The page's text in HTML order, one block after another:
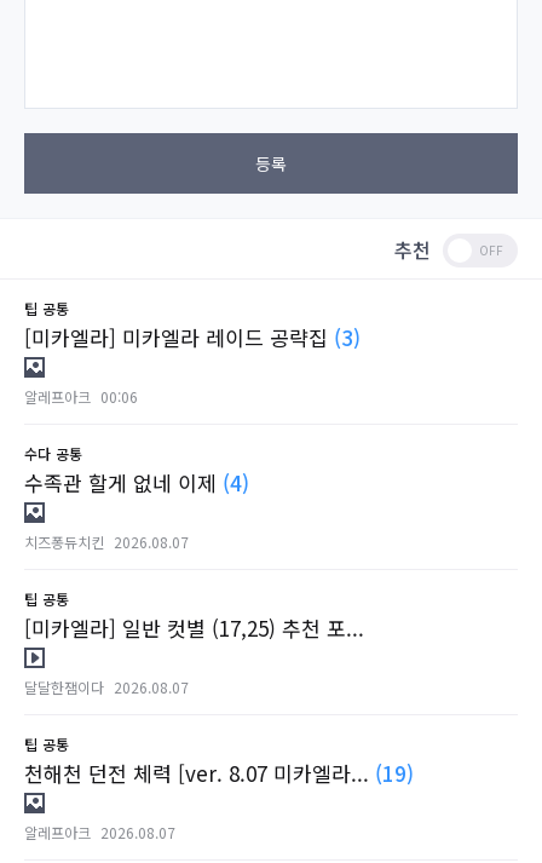
등록
추천
팁 공통
[미카엘라] 미카엘라 레이드 공략집 (3)
알레프아크 00:06
수다 공통
수족관 할게 없네 이제 (4)
치즈퐁듀치킨 2026.08.07
팁 공통
[미카엘라] 일반 컷별 (17,25) 추천 포...
달달한잼이다 2026.08.07
팁 공통
천해천 던전 체력 [ver. 8.07 미카엘라... (19)
알레프아크 2026.08.07